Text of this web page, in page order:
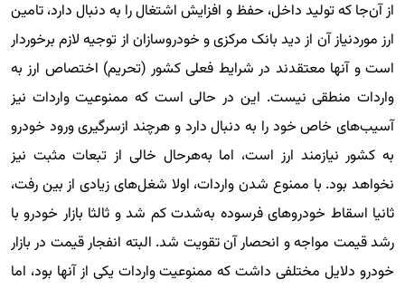
از آن‌جا که تولید داخل، حفظ و افزایش اشتغال را به دنبال دارد، تامین
ارز موردنیاز آن از دید بانک مرکزی و خودروسازان از توجیه لازم برخوردار
است و آنها معتقدند در شرایط فعلی کشور (تحریم) اختصاص ارز به
واردات منطقی نیست. این در حالی است که ممنوعیت واردات نیز
آسیب‌های خاص خود را به دنبال دارد و هرچند ازسرگیری ورود خودرو
به کشور نیازمند ارز است، اما به‌هر‌حال خالی از تبعات مثبت نیز
نخواهد بود. با ممنوع شدن واردات، اولا شغل‌های زیادی از بین رفت،
ثانیا اسقاط خودروهای فرسوده به‌شدت کم شد و ثالثا بازار خودرو با
رشد قیمت مواجه و انحصار آن تقویت شد. البته انفجار قیمت در بازار
خودرو دلایل مختلفی داشت که ممنوعیت واردات یکی از آنها بود، اما